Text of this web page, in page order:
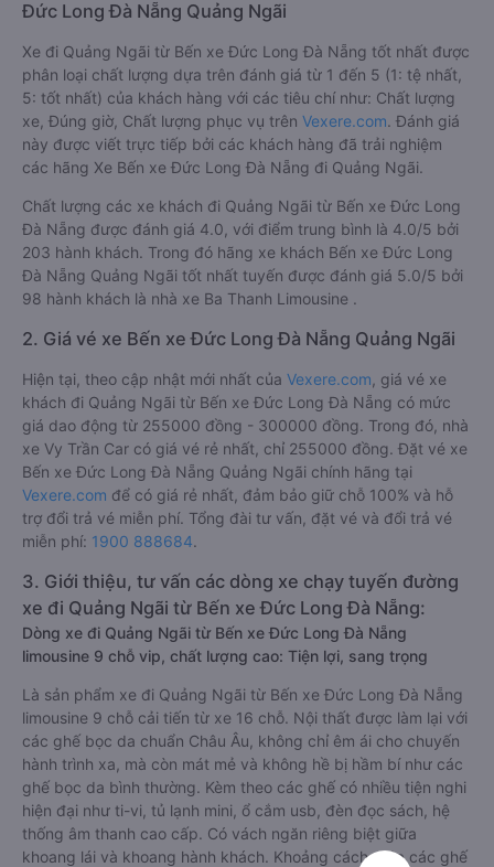
Đức Long Đà Nẵng Quảng Ngãi
Xe đi Quảng Ngãi từ Bến xe Đức Long Đà Nẵng tốt nhất được
phân loại chất lượng dựa trên đánh giá từ 1 đến 5 (1: tệ nhất,
5: tốt nhất) của khách hàng với các tiêu chí như: Chất lượng
xe, Đúng giờ, Chất lượng phục vụ trên Vexere.com. Đánh giá
này được viết trực tiếp bởi các khách hàng đã trải nghiệm
các hãng Xe Bến xe Đức Long Đà Nẵng đi Quảng Ngãi.
Chất lượng các xe khách đi Quảng Ngãi từ Bến xe Đức Long
Đà Nẵng được đánh giá 4.0, với điểm trung bình là 4.0/5 bởi
203 hành khách. Trong đó hãng xe khách Bến xe Đức Long
Đà Nẵng Quảng Ngãi tốt nhất tuyến được đánh giá 5.0/5 bởi
98 hành khách là nhà xe Ba Thanh Limousine .
2. Giá vé xe Bến xe Đức Long Đà Nẵng Quảng Ngãi
Hiện tại, theo cập nhật mới nhất của Vexere.com , giá vé xe
khách đi Quảng Ngãi từ Bến xe Đức Long Đà Nẵng có mức
giá dao động từ 255000 đồng - 300000 đồng. Trong đó, nhà
xe Vy Trần Car có giá vé rẻ nhất, chỉ 255000 đồng. Đặt vé xe
Bến xe Đức Long Đà Nẵng Quảng Ngãi chính hãng tại
Vexere.com để có giá rẻ nhất, đảm bảo giữ chỗ 100% và hỗ
trợ đổi trả vé miễn phí. Tổng đài tư vấn, đặt vé và đổi trả vé
miễn phí: 1900 888684.
3. Giới thiệu, tư vấn các dòng xe chạy tuyến đường
xe đi Quảng Ngãi từ Bến xe Đức Long Đà Nẵng:
Dòng xe đi Quảng Ngãi từ Bến xe Đức Long Đà Nẵng
limousine 9 chỗ vip, chất lượng cao: Tiện lợi, sang trọng
Là sản phẩm xe đi Quảng Ngãi từ Bến xe Đức Long Đà Nẵng
limousine 9 chỗ cải tiến từ xe 16 chỗ. Nội thất được làm lại với
các ghế bọc da chuẩn Châu Âu, không chỉ êm ái cho chuyến
hành trình xa, mà còn mát mẻ và không hề bị hầm bí như các
ghế bọc da bình thường. Kèm theo các ghế có nhiều tiện nghi
hiện đại như ti-vi, tủ lạnh mini, ổ cắm usb, đèn đọc sách, hệ
thống âm thanh cao cấp. Có vách ngăn riêng biệt giữa
khoang lái và khoang hành khách. Khoảng cách giữa các ghế